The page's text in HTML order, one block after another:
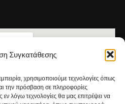
Συγκατάθεσης
χρησιμοποιούμε τεχνολογίες όπως
την πρόσβαση σε πληροφορίες
λόγω τεχνολογίες θα μας επιτρέψει να